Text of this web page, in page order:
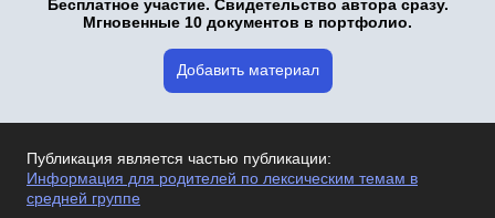
Бесплатное участие. Свидетельство автора сразу.
Мгновенные 10 документов в портфолио.
Добавить материал
Публикация является частью публикации:
Информация для родителей по лексическим темам в
средней группе